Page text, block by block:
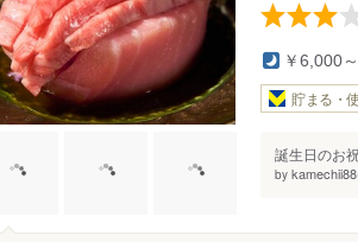
￥6,000
貯まる・
誕生日のお
by